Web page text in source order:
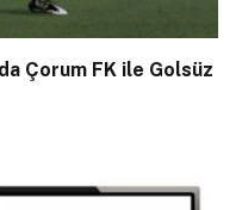
Çorum FK ile Golsüz